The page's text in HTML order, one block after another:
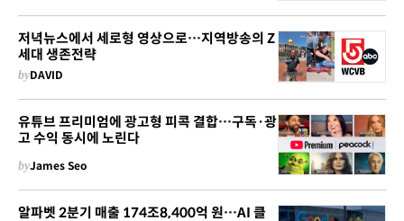
저녁뉴스에서 세로형 영상으로…지역방송의 Z
세대 생존전략
byDAVID
유튜브 프리미엄에 광고형 피콕 결합…구독·광
고 수익 동시에 노린다
byJames Seo
알파벳 2분기 매출 174조8,400억 원…AI 클